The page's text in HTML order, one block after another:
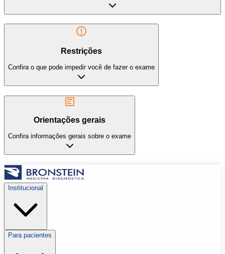
Restrições
Confira o que pode impedir você de fazer o exame
Orientações gerais
Confira informações gerais sobre o exame
Institucional
Para pacientes